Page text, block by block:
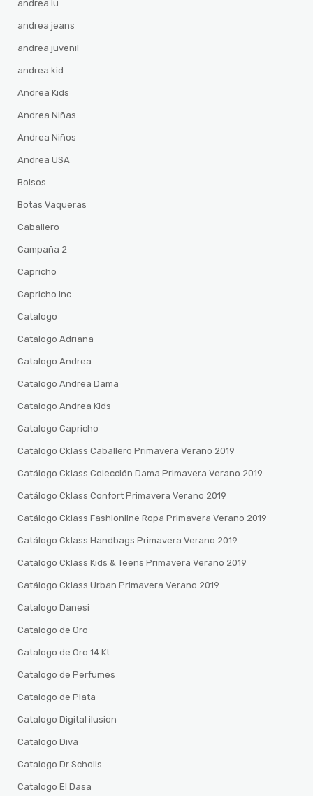
andrea iu
andrea jeans
andrea juvenil
andrea kid
Andrea Kids
Andrea Niñas
Andrea Niños
Andrea USA
Bolsos
Botas Vaqueras
Caballero
Campaña 2
Capricho
Capricho Inc
Catalogo
Catalogo Adriana
Catalogo Andrea
Catalogo Andrea Dama
Catalogo Andrea Kids
Catalogo Capricho
Catálogo Cklass Caballero Primavera Verano 2019
Catálogo Cklass Colección Dama Primavera Verano 2019
Catálogo Cklass Confort Primavera Verano 2019
Catálogo Cklass Fashionline Ropa Primavera Verano 2019
Catálogo Cklass Handbags Primavera Verano 2019
Catálogo Cklass Kids & Teens Primavera Verano 2019
Catálogo Cklass Urban Primavera Verano 2019
Catalogo Danesi
Catalogo de Oro
Catalogo de Oro 14 Kt
Catalogo de Perfumes
Catalogo de Plata
Catalogo Digital ilusion
Catalogo Diva
Catalogo Dr Scholls
Catalogo El Dasa